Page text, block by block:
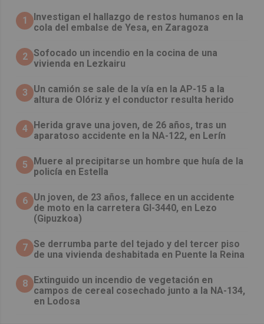
1
Investigan el hallazgo de restos humanos en la
cola del embalse de Yesa, en Zaragoza
2 Sofocado un incendio en la cocina de una
vivienda en Lezkairu
3
Un camión se sale de la vía en la AP-15 a la
altura de Olóriz y el conductor resulta herido
4 Herida grave una joven, de 26 años, tras un
aparatoso accidente en la NA-122, en Lerín
5
Muere al precipitarse un hombre que huía de la
policía en Estella
6 Un joven, de 23 años, fallece en un accidente
de moto en la carretera GI-3440, en Lezo
(Gipuzkoa)
7 Se derrumba parte del tejado y del tercer piso
de una vivienda deshabitada en Puente la Reina
8 Extinguido un incendio de vegetación en
campos de cereal cosechado junto a la NA-134,
en Lodosa